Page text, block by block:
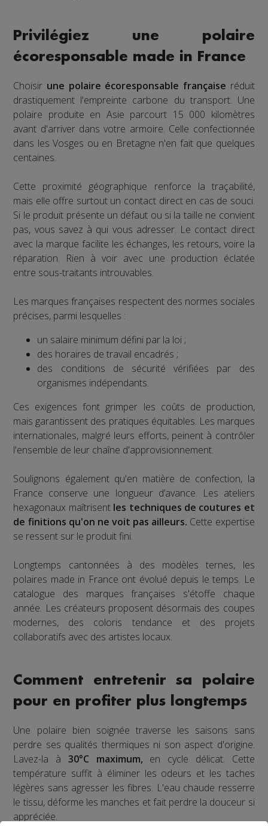
Privilégiez une polaire
écoresponsable made in France
Choisir une polaire écoresponsable française réduit
drastiquement l'empreinte carbone du transport. Une
polaire produite en Asie parcourt 15 000 kilomètres
avant d'arriver dans votre armoire. Celle confectionnée
dans les Vosges ou en Bretagne n'en fait que quelques
centaines.
Cette proximité géographique renforce la traçabilité,
mais elle offre surtout un contact direct en cas de souci.
Si le produit présente un défaut ou si la taille ne convient
pas, vous savez à qui vous adresser. Le contact direct
avec la marque facilite les échanges, les retours, voire la
réparation. Rien à voir avec une production éclatée
entre sous-traitants introuvables.
Les marques françaises respectent des normes sociales
précises, parmi lesquelles :
un salaire minimum défini par la loi ;
des horaires de travail encadrés ;
des conditions de sécurité vérifiées par des
organismes indépendants.
Ces exigences font grimper les coûts de production,
mais garantissent des pratiques équitables. Les marques
internationales, malgré leurs efforts, peinent à contrôler
l'ensemble de leur chaîne d'approvisionnement.
Soulignons également qu'en matière de confection, la
France conserve une longueur d’avance. Les ateliers
hexagonaux maîtrisent les techniques de coutures et
de finitions qu'on ne voit pas ailleurs. Cette expertise
se ressent sur le produit fini.
Longtemps cantonnées à des modèles ternes, les
polaires made in France ont évolué depuis le temps. Le
catalogue des marques françaises s'étoffe chaque
année. Les créateurs proposent désormais des coupes
modernes, des coloris tendance et des projets
collaboratifs avec des artistes locaux.
Comment entretenir sa polaire
pour en profiter plus longtemps
Une polaire bien soignée traverse les saisons sans
perdre ses qualités thermiques ni son aspect d'origine.
Lavez-la à 30°C maximum, en cycle délicat. Cette
température suffit à éliminer les odeurs et les taches
légères sans agresser les fibres. L'eau chaude resserre
le tissu, déforme les manches et fait perdre la douceur si
appréciée.